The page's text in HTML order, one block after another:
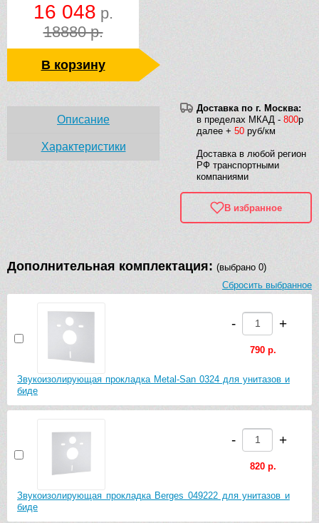
16 048 р.
18880 р.
В корзину
Доставка по г. Москва:
в пределах МКАД - 800р
далее + 50 руб/км
Доставка в любой регион
РФ транспортными
компаниями
В избранное
Описание
Характеристики
Дополнительная комплектация: (выбрано 0)
Сбросить выбранное
Звукоизолирующая прокладка Metal-San 0324 для унитазов и
биде
- +
790 р.
Звукоизолирующая прокладка Berges 049222 для унитазов и
биде
- +
820 р.